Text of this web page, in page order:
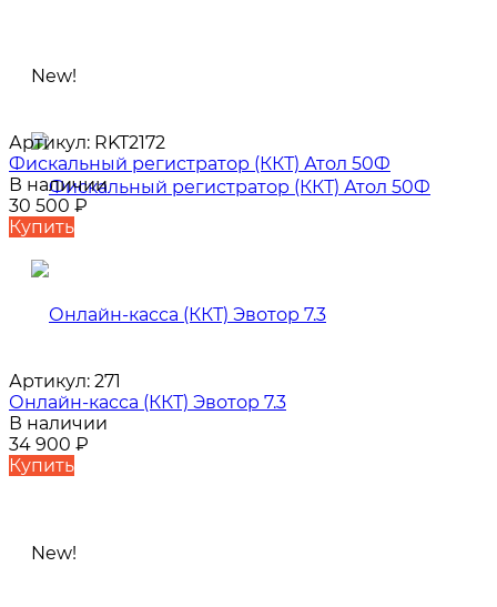
New!
Артикул: RKT2172
Фискальный регистратор (ККТ) Атол 50Ф
В наличии
30 500 ₽
Купить
Артикул: 271
Онлайн-касса (ККТ) Эвотор 7.3
В наличии
34 900 ₽
Купить
New!